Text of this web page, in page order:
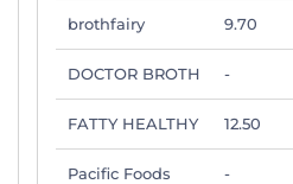
brothfairy 9.70
DOCTOR BROTH -
FATTY HEALTHY 12.50
Pacific Foods -